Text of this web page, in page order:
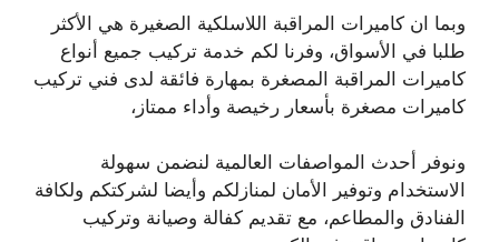
وبما ان كاميرات المراقبة اللاسلكية الصغيرة هي الأكثر
طلبا في الأسواق، وفرنا لكم خدمة تركيب جميع أنواع
كاميرات المراقبة المصغرة بمهارة فائقة لدى فني تركيب
كاميرات مصغرة بأسعار رخيصة وأداء ممتاز،
ونوفر أحدث المواصفات العالمية لنضمن سهولة
الاستخدام وتوفير الأمان لمنازلكم وأيضا لشركتكم ولكافة
الفنادق والمطاعم، مع تقديم كفالة وصيانة وتركيب